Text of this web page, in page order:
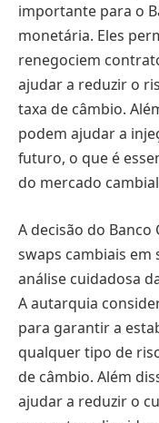
importante para o
monetária. Eles
renegociem
ajudar a reduzir o
taxa de câmbio.
podem ajudar a
futuro, o que é
do mercado
A decisão do
swaps cambiais
análise cuidadosa
A autarquia
para garantir a
qualquer tipo de
de câmbio. Além
ajudar a reduzir o